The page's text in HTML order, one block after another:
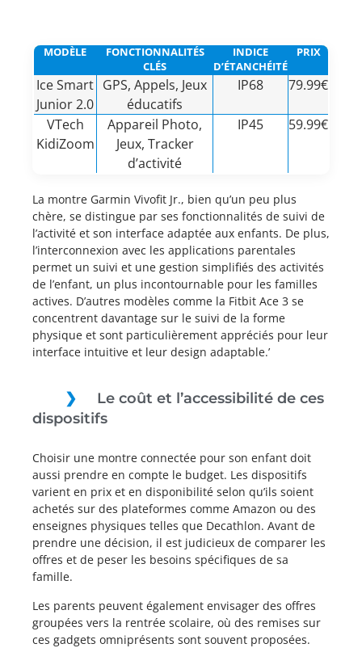
MODÈLE
FONCTIONNALITÉS
CLÉS
INDICE
D’ÉTANCHÉITÉ
PRIX
Ice Smart
Junior 2.0
GPS, Appels, Jeux
éducatifs
IP68 79.99€
VTech
KidiZoom
Appareil Photo,
Jeux, Tracker
d’activité
IP45 59.99€
La montre Garmin Vivofit Jr., bien qu’un peu plus
chère, se distingue par ses fonctionnalités de suivi de
l’activité et son interface adaptée aux enfants. De plus,
l’interconnexion avec les applications parentales
permet un suivi et une gestion simplifiés des activités
de l’enfant, un plus incontournable pour les familles
actives. D’autres modèles comme la Fitbit Ace 3 se
concentrent davantage sur le suivi de la forme
physique et sont particulièrement appréciés pour leur
interface intuitive et leur design adaptable.’
Le coût et l’accessibilité de ces
dispositifs
Choisir une montre connectée pour son enfant doit
aussi prendre en compte le budget. Les dispositifs
varient en prix et en disponibilité selon qu’ils soient
achetés sur des plateformes comme Amazon ou des
enseignes physiques telles que Decathlon. Avant de
prendre une décision, il est judicieux de comparer les
offres et de peser les besoins spécifiques de sa
famille.
Les parents peuvent également envisager des offres
groupées vers la rentrée scolaire, où des remises sur
ces gadgets omniprésents sont souvent proposées.